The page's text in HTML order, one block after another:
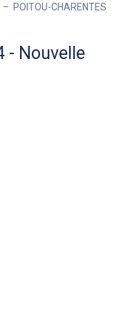
POITOU-CHARENTES
- Nouvelle